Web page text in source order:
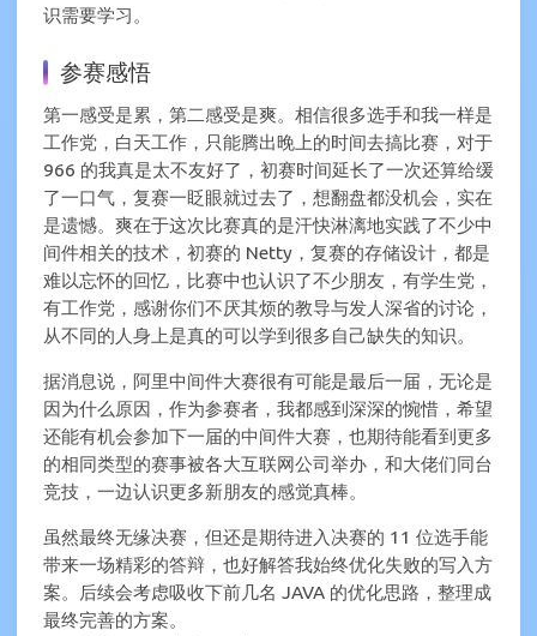
识需要学习。
参赛感悟
第一感受是累，第二感受是爽。相信很多选手和我一样是
工作党，白天工作，只能腾出晚上的时间去搞比赛，对于
966 的我真是太不友好了，初赛时间延长了一次还算给缓
了一口气，复赛一眨眼就过去了，想翻盘都没机会，实在
是遗憾。爽在于这次比赛真的是汗快淋漓地实践了不少中
间件相关的技术，初赛的 Netty，复赛的存储设计，都是
难以忘怀的回忆，比赛中也认识了不少朋友，有学生党，
有工作党，感谢你们不厌其烦的教导与发人深省的讨论，
从不同的人身上是真的可以学到很多自己缺失的知识。
据消息说，阿里中间件大赛很有可能是最后一届，无论是
因为什么原因，作为参赛者，我都感到深深的惋惜，希望
还能有机会参加下一届的中间件大赛，也期待能看到更多
的相同类型的赛事被各大互联网公司举办，和大佬们同台
竞技，一边认识更多新朋友的感觉真棒。
虽然最终无缘决赛，但还是期待进入决赛的 11 位选手能
带来一场精彩的答辩，也好解答我始终优化失败的写入方
案。后续会考虑吸收下前几名 JAVA 的优化思路，整理成
最终完善的方案。